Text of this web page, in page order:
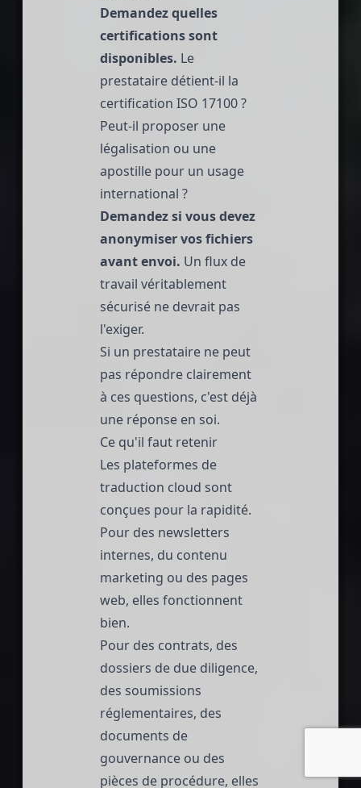
Demandez quelles
certifications sont
disponibles. Le
prestataire détient-il la
certification ISO 17100 ?
Peut-il proposer une
légalisation ou une
apostille pour un usage
international ?
Demandez si vous devez
anonymiser vos fichiers
avant envoi. Un flux de
travail véritablement
sécurisé ne devrait pas
l'exiger.
Si un prestataire ne peut
pas répondre clairement
à ces questions, c'est déjà
une réponse en soi.
Ce qu'il faut retenir
Les plateformes de
traduction cloud sont
conçues pour la rapidité.
Pour des newsletters
internes, du contenu
marketing ou des pages
web, elles fonctionnent
bien.
Pour des contrats, des
dossiers de due diligence,
des soumissions
réglementaires, des
documents de
gouvernance ou des
pièces de procédure, elles